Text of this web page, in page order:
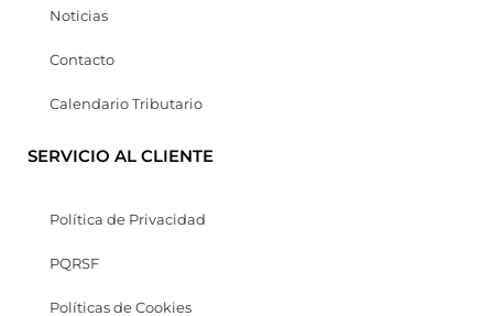
Noticias
Contacto
Calendario Tributario
SERVICIO AL CLIENTE
Política de Privacidad
PQRSF
Políticas de Cookies